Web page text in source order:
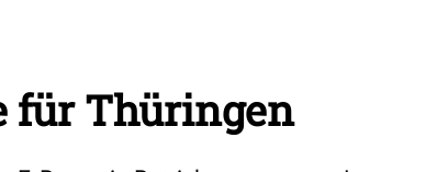
für Thüringen